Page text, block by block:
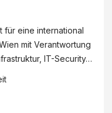
für eine international
mit Verantwortung
IT-Security…